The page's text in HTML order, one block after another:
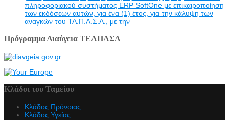
πληροφοριακού συστήματος ERP SoftOne με επικαιροποίηση
των εκδόσεων αυτών, για ένα (1) έτος, για την κάλυψη των
αναγκών του ΤΑ.Π.Α.Σ.Α., με την
Πρόγραμμα Διαύγεια ΤΕΑΠΑΣΑ
Κλάδοι του Ταμείου
Κλάδος Πρόνοιας
Κλάδος Υγείας